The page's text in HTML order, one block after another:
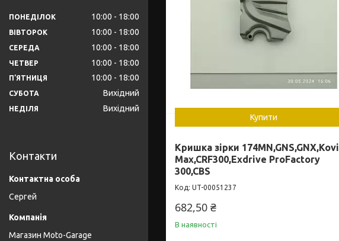
Купити
Кришка зірки 174MN,GNS,GNX,Kovi
Max,CRF300,Exdrive ProFactory
300,CBS
UT-00051237
682,50 ₴
В наявності
ПОНЕДІЛОК 10:00 18:00
ВІВТОРОК 10:00 18:00
СЕРЕДА 10:00 18:00
ЧЕТВЕР 10:00 18:00
ПʼЯТНИЦЯ 10:00 18:00
СУБОТА Вихідний
НЕДІЛЯ Вихідний
Контакти
Сергей
Магазин Moto-Garage